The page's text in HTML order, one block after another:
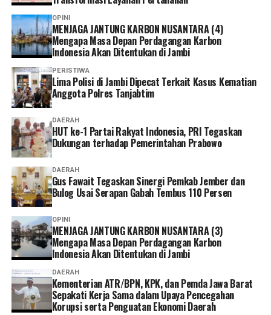
Selain lebih praktis dan menghemat waktu, menurutnya
keberadaan berbagai kanal layanan digital memberikan
lebih banyak pilihan bagi peserta untuk mengurus
administrasi sesuai kebutuhan dan kondisi masing-
masing.
Ia pun menganggap kepesertaan JKN penting dimiliki
sebagai bentuk perlindungan kesehatan bagi diri sendiri
dan keluarga sekaligus mendukung keberlangsungan
Program JKN.
“Menurut saya, layanan non tatap muka ini sangat
memudahkan karena semua urusan administrasi bisa
diakses cukup melalui handphone. Saya berharap ke
depannya layanannya terus dikembangkan agar semakin
mudah digunakan dan kendala teknis bisa semakin
diminimalkan. Dengan begitu, peserta bisa mengurus
administrasi dengan lebih cepat tanpa harus datang dan
mengantre di kantor,” tuturnya. (*)
OPINI
MENJAGA JANTUNG KARBON NUSANTARA (4)
Mengapa Masa Depan Perdagangan Karbon
Indonesia Akan Ditentukan di Jambi
PERISTIWA
Lima Polisi di Jambi Dipecat Terkait Kasus Kematian
Anggota Polres Tanjabtim
DAERAH
HUT ke-1 Partai Rakyat Indonesia, PRI Tegaskan
Dukungan terhadap Pemerintahan Prabowo
DAERAH
Gus Fawait Tegaskan Sinergi Pemkab Jember dan
Bulog Usai Serapan Gabah Tembus 110 Persen
OPINI
MENJAGA JANTUNG KARBON NUSANTARA (3)
Mengapa Masa Depan Perdagangan Karbon
Indonesia Akan Ditentukan di Jambi
DAERAH
Kementerian ATR/BPN, KPK, dan Pemda Jawa Barat
Sepakati Kerja Sama dalam Upaya Pencegahan
Korupsi serta Penguatan Ekonomi Daerah